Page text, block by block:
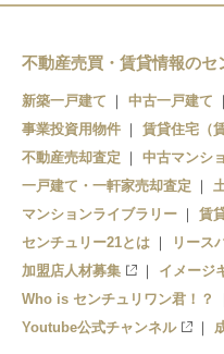
江見
安房鴨川
不動産売買・賃貸情報のセ
新築一戸建て 中古一戸建て
事業投資用物件
賃貸住宅（
不動産売却査定
中古マンシ
一戸建て・一軒家売却査定
マンションライブラリー
賃
センチュリー21とは
リース
加盟店人材募集
イメージ
Who is センチュリワン君！？
Youtube公式チャンネル